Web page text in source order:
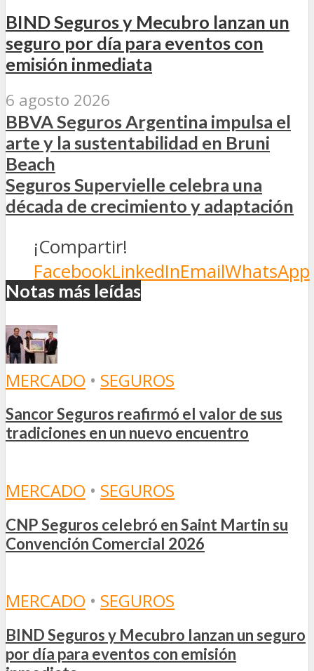
BIND Seguros y Mecubro lanzan un
seguro por día para eventos con
emisión inmediata
6 agosto 2026
BBVA Seguros Argentina impulsa el
arte y la sustentabilidad en Bruni
Beach
Seguros Supervielle celebra una
década de crecimiento y adaptación
¡Compartir!
FacebookLinkedInEmailWhatsApp
Notas más leídas
MERCADO • SEGUROS
Sancor Seguros reafirmó el valor de sus
tradiciones en un nuevo encuentro
MERCADO • SEGUROS
CNP Seguros celebró en Saint Martin su
Convención Comercial 2026
MERCADO • SEGUROS
BIND Seguros y Mecubro lanzan un seguro
por día para eventos con emisión